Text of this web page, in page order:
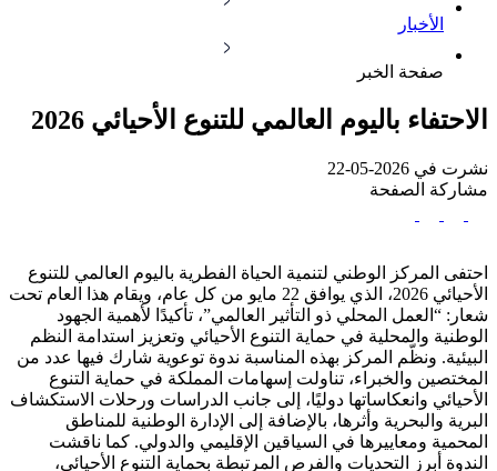
الأخبار
صفحة الخبر
الاحتفاء باليوم العالمي للتنوع الأحيائي 2026
نشرت في 2026-05-22
مشاركة الصفحة
احتفى المركز الوطني لتنمية الحياة الفطرية باليوم العالمي للتنوع
الأحيائي 2026، الذي يوافق 22 مايو من كل عام، ويقام هذا العام تحت
شعار: “العمل المحلي ذو التأثير العالمي”، تأكيدًا لأهمية الجهود
الوطنية والمحلية في حماية التنوع الأحيائي وتعزيز استدامة النظم
البيئية. ونظّم المركز بهذه المناسبة ندوة توعوية شارك فيها عدد من
المختصين والخبراء، تناولت إسهامات المملكة في حماية التنوع
الأحيائي وانعكاساتها دوليًا، إلى جانب الدراسات ورحلات الاستكشاف
البرية والبحرية وأثرها، بالإضافة إلى الإدارة الوطنية للمناطق
المحمية ومعاييرها في السياقين الإقليمي والدولي. كما ناقشت
الندوة أبرز التحديات والفرص المرتبطة بحماية التنوع الأحيائي،